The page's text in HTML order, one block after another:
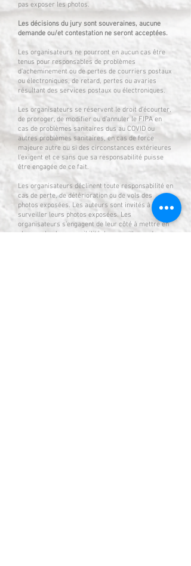
pas exposer les photos.
Les décisions du jury sont souveraines, aucune
demande ou/et contestation ne seront acceptées.
Les organisateurs ne pourront en aucun cas être
tenus pour responsables de problèmes
d’acheminement ou de pertes de courriers postaux
ou électroniques, de retard, pertes ou avaries
résultant des services postaux ou électroniques.
Les organisateurs se réservent le droit d’écourter,
de proroger, de modifier ou d’annuler le FIPA en
cas de problèmes sanitaires dus au COVID ou
autres problèmes sanitaires, en cas de force
majeure autre ou si des circonstances extérieures
l’exigent et ce sans que sa responsabilité puisse
être engagée de ce fait.
Les organisateurs déclinent toute responsabilité en
cas de perte, de détérioration ou de vols des
photos exposées. Les auteurs sont invités à venir
surveiller leurs photos exposées. Les
organisateurs s’engagent de leur côté à mettre en
place, selon leur possibilité, la surveillance des